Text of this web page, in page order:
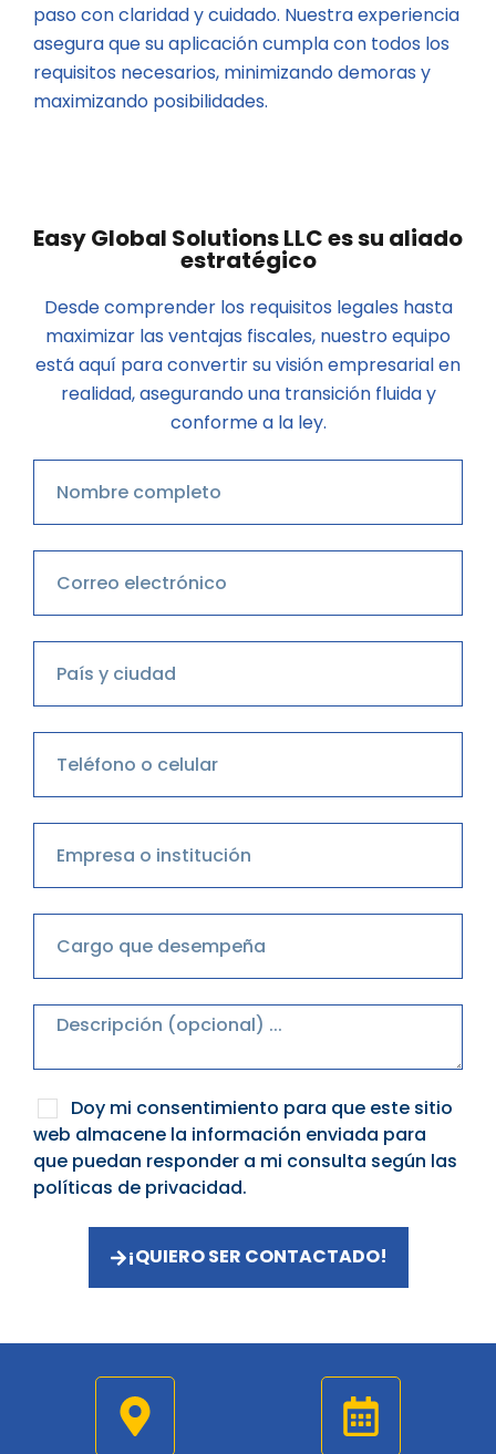
paso con claridad y cuidado. Nuestra experiencia
asegura que su aplicación cumpla con todos los
requisitos necesarios, minimizando demoras y
maximizando posibilidades.
Easy Global Solutions LLC es su aliado
estratégico
Desde comprender los requisitos legales hasta
maximizar las ventajas fiscales, nuestro equipo
está aquí para convertir su visión empresarial en
realidad, asegurando una transición fluida y
conforme a la ley.
Doy mi consentimiento para que este sitio
web almacene la información enviada para
que puedan responder a mi consulta según las
políticas de privacidad.
¡QUIERO SER CONTACTADO!